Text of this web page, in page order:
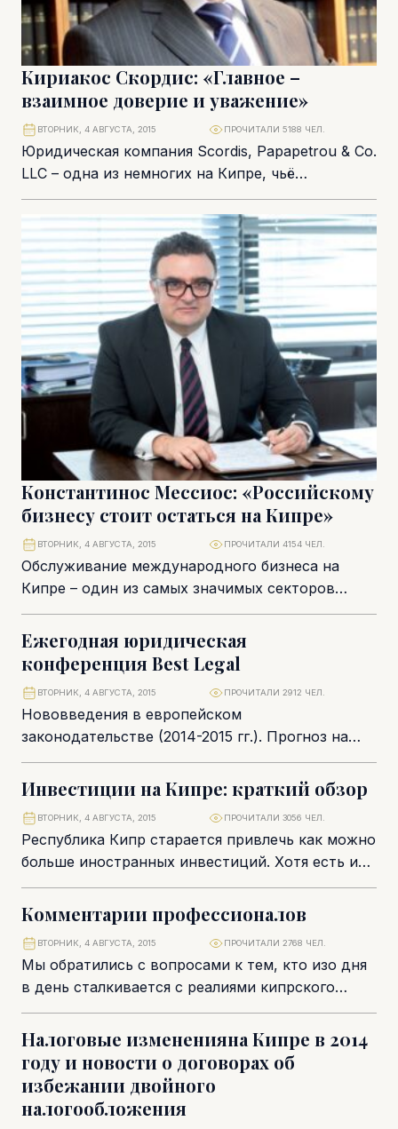
Кириакос Скордис: «Главное –
взаимное доверие и уважение»
Юридическая компания Scordis, Papapetrou & Cо.
LLC – одна из немногих на Кипре, чьё
портфолио включает сопровождение сделок на
суммы...
ВТОРНИК, 4 АВГУСТА, 2015 ПРОЧИТАЛИ 5188 ЧЕЛ.
Константинос Мессиос: «Российскому
бизнесу стоит остаться на Кипре»
Обслуживание международного бизнеса на
Кипре – один из самых значимых секторов
местной экономики. Константинос Мессиос
занимается юриспруденцией уже более 20-ти...
ВТОРНИК, 4 АВГУСТА, 2015 ПРОЧИТАЛИ 4154 ЧЕЛ.
Ежегодная юридическая
конференция Best Legal
Нововведения в европейском
законодательстве (2014-2015 гг.). Прогноз на
2016 год. Арбитраж: современные механизмы
разрешения коммерческих споров.
Международное трастовое законодательство
и...
ВТОРНИК, 4 АВГУСТА, 2015 ПРОЧИТАЛИ 2912 ЧЕЛ.
Инвестиции на Кипре: краткий обзор
Республика Кипр старается привлечь как можно
больше иностранных инвестиций. Хотя есть и
внутренние ресурсы: например, строительство
LimassolMarina – крупнейшего проекта...
ВТОРНИК, 4 АВГУСТА, 2015 ПРОЧИТАЛИ 3056 ЧЕЛ.
Комментарии профессионалов
Мы обратились с вопросами к тем, кто изо дня
в день сталкивается с реалиями кипрского
бизнеса. Интересно, что думают о...
ВТОРНИК, 4 АВГУСТА, 2015 ПРОЧИТАЛИ 2768 ЧЕЛ.
Налоговые измененияна Кипре в 2014
году и новости о договорах об
избежании двойного
налогообложения